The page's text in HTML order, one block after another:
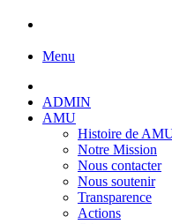
Menu
ADMIN
AMU
Histoire de
Notre Mission
Nous contacter
Nous soutenir
Transparence
Actions